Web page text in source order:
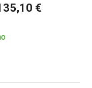
€